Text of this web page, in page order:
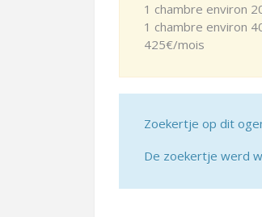
1 chambre environ
1 chambre environ
425€/mois
Zoekertje op dit
De zoekertje werd